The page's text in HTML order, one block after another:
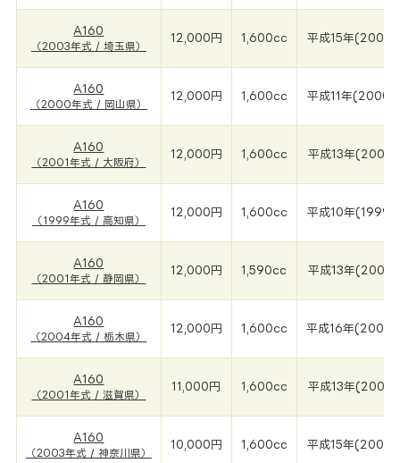
A160
（2003年式 / 埼玉県）
12,000円 1,600cc 平成15年(2003
A160
（2000年式 / 岡山県）
12,000円 1,600cc 平成11年(2000
A160
（2001年式 / 大阪府）
12,000円 1,600cc 平成13年(2001
A160
（1999年式 / 高知県）
12,000円 1,600cc 平成10年(1999
A160
（2001年式 / 静岡県）
12,000円 1,590cc 平成13年(2001
A160
（2004年式 / 栃木県）
12,000円 1,600cc 平成16年(2004
A160
（2001年式 / 滋賀県）
11,000円 1,600cc 平成13年(2001
A160
（2003年式 / 神奈川県）
10,000円 1,600cc 平成15年(2003